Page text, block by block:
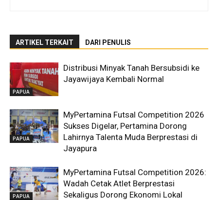
ARTIKEL TERKAIT DARI PENULIS
PAPUA
Distribusi Minyak Tanah Bersubsidi ke
Jayawijaya Kembali Normal
PAPUA
MyPertamina Futsal Competition 2026
Sukses Digelar, Pertamina Dorong
Lahirnya Talenta Muda Berprestasi di
Jayapura
PAPUA
MyPertamina Futsal Competition 2026:
Wadah Cetak Atlet Berprestasi
Sekaligus Dorong Ekonomi Lokal